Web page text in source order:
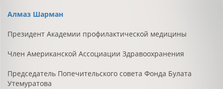
Алмаз Шарман
Президент Академии профилактической медицины
Член Американской Ассоциации Здравоохранения
Председатель Попечительского совета Фонда Булата
Утемуратова